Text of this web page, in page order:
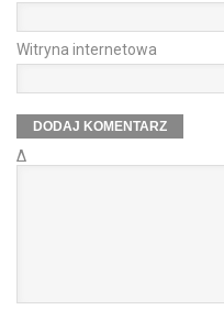
Witryna internetowa
Δ